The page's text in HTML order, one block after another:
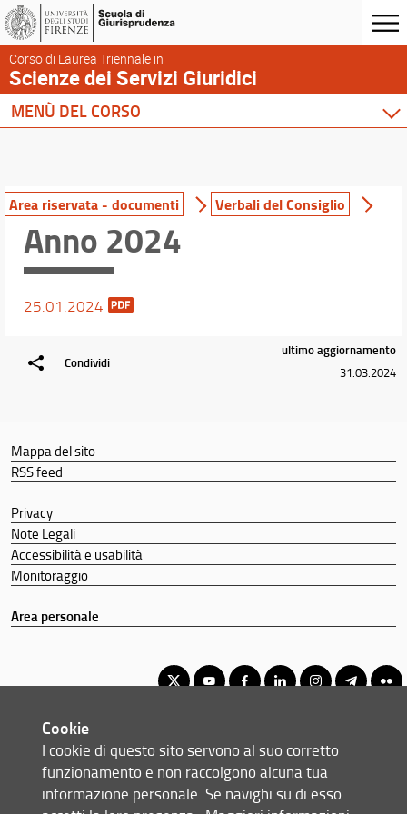
Corso di Laurea Triennale in
Scienze dei Servizi Giuridici
MENÙ DEL CORSO
Presentazione del corso
Sedi e strutture
Norme e regolamenti
Organizzazione
Per iscriversi
Per laurearsi
Qualità del Corso
Didattica
Docenti
Orario e calendari
Comunicare con la Scuola
Area riservata - documenti Verbali del Consiglio
Anno 2024
25.01.2024
Condividi
ultimo aggiornamento
31.03.2024
Mappa del sito
RSS feed
Privacy
Note Legali
Accessibilità e usabilità
Monitoraggio
Area personale
Corso di Laurea Triennale in Scienze dei Servizi Giuridici
© Copyright 2012-2026 Università degli Studi di Firenze UNIFI
P.IVA/Cod.Fis 01279680480
Cookie
I cookie di questo sito servono al suo corretto
funzionamento e non raccolgono alcuna tua
informazione personale. Se navighi su di esso